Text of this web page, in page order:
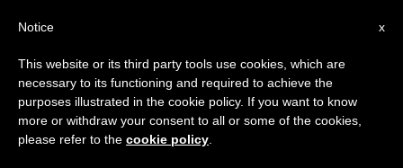
x
Notice
This website or its third party tools use cookies, which are
necessary to its functioning and required to achieve the
purposes illustrated in the cookie policy. If you want to know
more or withdraw your consent to all or some of the cookies,
please refer to the cookie policy